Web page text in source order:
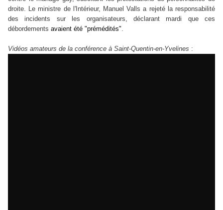
droite. Le ministre de l'Intérieur, Manuel Valls a rejeté la responsabilité
des incidents sur les organisateurs, déclarant mardi que ces
débordements avaient été "prémédités".
Vidéos amateurs de la conférence à Saint-Quentin-en-Yvelines :